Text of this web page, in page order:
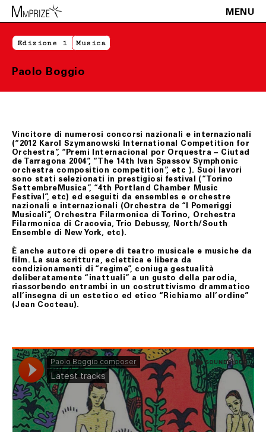
MENU
Edizione 1 Musica
Paolo Boggio
Vincitore di numerosi concorsi nazionali e internazionali
(“2012 Karol Szymanowski International Competition for
Orchestra”, “Premi Internacional por Orquestra – Ciutad
de Tarragona 2004”, “The 14th Ivan Spassov Symphonic
orchestra composition competition”, etc ). Suoi lavori
sono stati selezionati in prestigiosi festival (“Torino
SettembreMusica”, “4th Portland Chamber Music
Festival”, etc) ed eseguiti da ensembles e orchestre
nazionali e internazionali (Orchestra de “I Pomeriggi
Musicali”, Orchestra Filarmonica di Torino, Orchestra
Filarmonica di Cracovia, Trio Debussy, North/South
Ensemble di New York, etc).
È anche autore di opere di teatro musicale e musiche da
film. La sua scrittura, eclettica e libera da
condizionamenti di “regime”, coniuga gestualità
deliberatamente “inattuali” a un gusto della parodia,
riassorbendo entrambi in un costruttivismo drammatico
all’insegna di un estetico ed etico “Richiamo all’ordine”
(Jean Cocteau).